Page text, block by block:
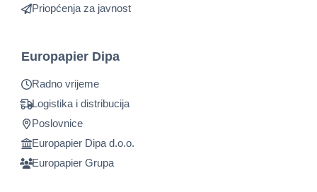
Priopćenja za javnost
Europapier Dipa
Radno vrijeme
Logistika i distribucija
Poslovnice
Europapier Dipa d.o.o.
Europapier Grupa